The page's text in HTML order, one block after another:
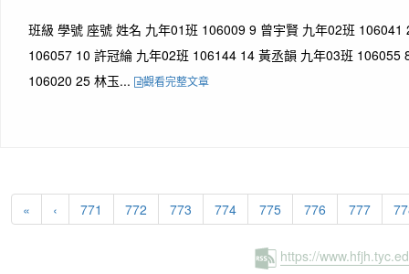
班級 學號 座號 姓名 九年01班 106009 9 曾宇賢 九年02班 106041
106057 10 許冠綸 九年02班 106144 14 黃丞韻 九年03班 106055
106020 25 林玉...
觀看完整文章
« ‹ 771 772 773 774 775 776 777
https://